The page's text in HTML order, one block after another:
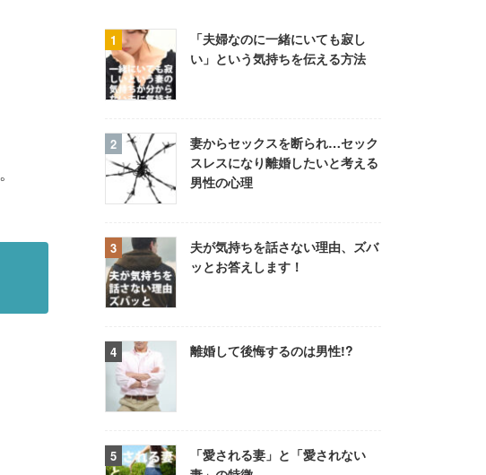
「夫婦なのに一緒にいても寂し
い」という気持ちを伝える方法
妻からセックスを断られ…セック
スレスになり離婚したいと考える
男性の心理
夫が気持ちを話さない理由、ズバ
ッとお答えします！
離婚して後悔するのは男性!?
「愛される妻」と「愛されない